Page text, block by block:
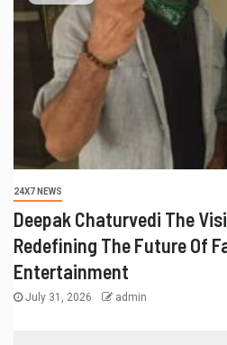
24X7 NEWS
Deepak Chaturvedi The
Redefining The Future Of
Entertainment
July 31, 2026 admin